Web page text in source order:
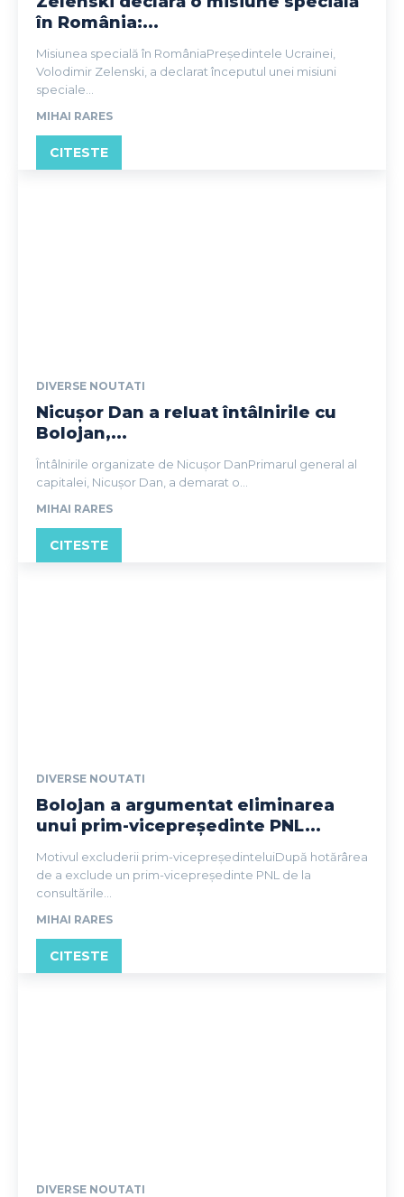
în România:...
Misiunea specială în RomâniaPreședintele Ucrainei,
Volodimir Zelenski, a declarat începutul unei misiuni
speciale...
MIHAI RARES
CITESTE
DIVERSE NOUTATI
Nicușor Dan a reluat întâlnirile cu
Bolojan,...
Întâlnirile organizate de Nicușor DanPrimarul general al
capitalei, Nicușor Dan, a demarat o...
MIHAI RARES
CITESTE
DIVERSE NOUTATI
Bolojan a argumentat eliminarea
unui prim-vicepreședinte PNL...
Motivul excluderii prim-vicepreședinteluiDupă hotărârea
de a exclude un prim-vicepreședinte PNL de la
consultările...
MIHAI RARES
CITESTE
DIVERSE NOUTATI